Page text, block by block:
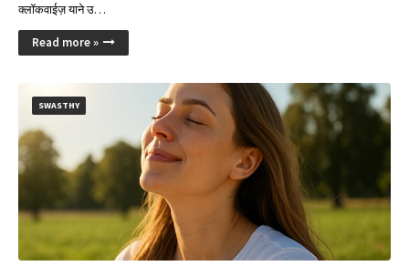
क्लॉकवाईज़ याने उ…
Read more »
SWASTHY